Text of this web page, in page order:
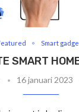
Smart
SMART
16 januari 2023